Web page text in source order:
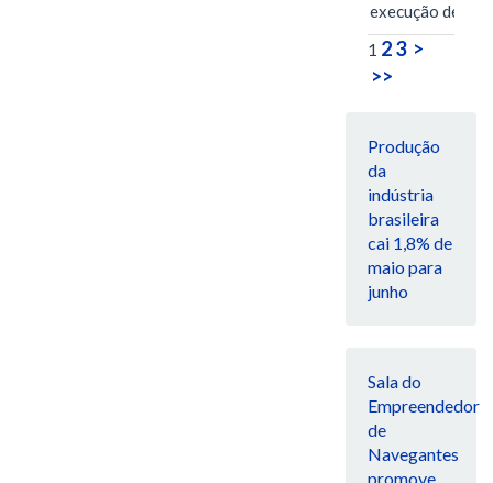
execução de…
1 23 >
>>
Produção
da
indústria
brasileira
cai 1,8% de
maio para
junho
Sala do
Empreendedor
de
Navegantes
promove